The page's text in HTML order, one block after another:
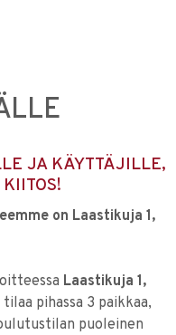
JA KÄYTTÄJILLE,
on Laastikuja 1,
Laastikuja 1,
pihassa 3 paikkaa,
puoleinen